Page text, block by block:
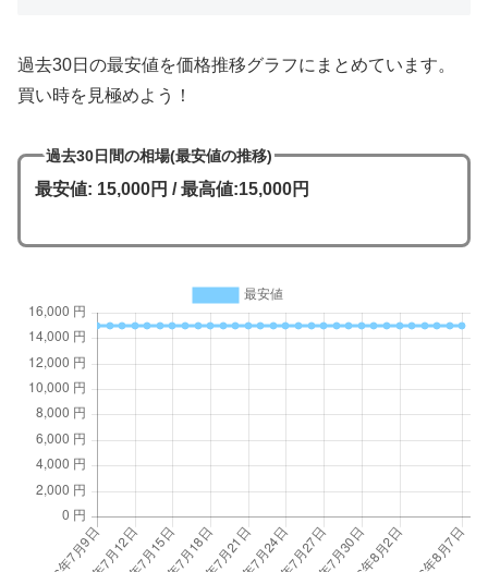
過去30日の最安値を価格推移グラフにまとめています。
買い時を見極めよう！
過去30日間の相場(最安値の推移)
最安値: 15,000円 / 最高値:15,000円